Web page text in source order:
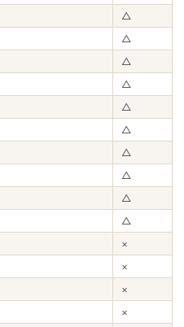
△
△
△
△
△
△
△
△
△
△
×
×
×
×